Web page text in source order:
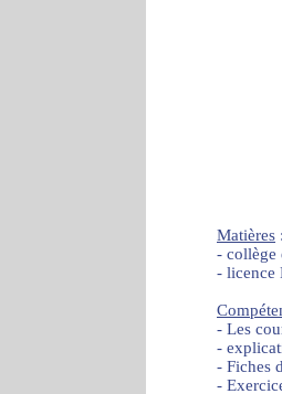
Matières :
- collège
- licence
- Les
-
- Fiches
-